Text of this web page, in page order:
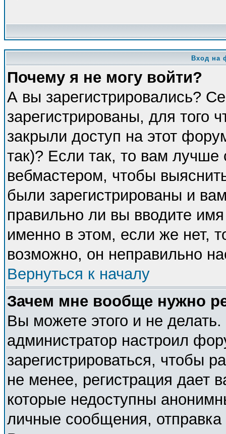
Вход на
Почему я не могу войти?
А вы зарегистрировались?
зарегистрированы, для того
закрыли доступ на этот
так)? Если так, то вам лучше
вебмастером, чтобы
были зарегистрированы и
правильно ли вы вводите
именно в этом, если же нет,
возможно, он неправильно
Вернуться к началу
Зачем мне вообще нужно
Вы можете этого и не делать.
администратор настроил
зарегистрироваться, чтобы
не менее, регистрация дает
которые недоступны
личные сообщения, отправка